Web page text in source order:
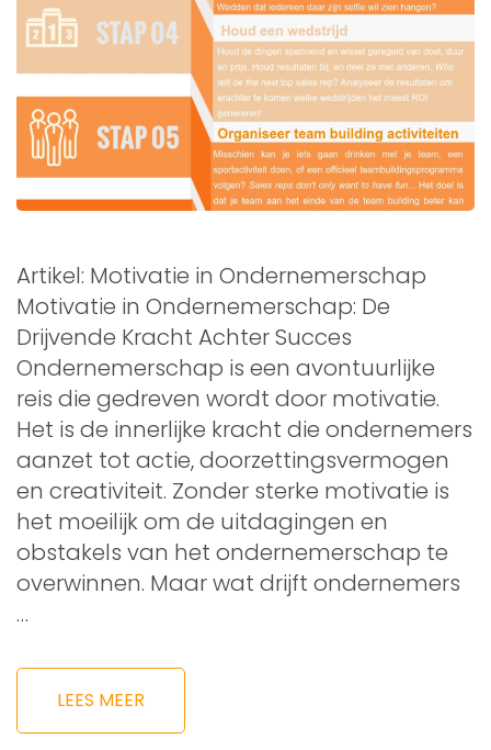
Artikel: Motivatie in Ondernemerschap
Motivatie in Ondernemerschap: De
Drijvende Kracht Achter Succes
Ondernemerschap is een avontuurlijke
reis die gedreven wordt door motivatie.
Het is de innerlijke kracht die ondernemers
aanzet tot actie, doorzettingsvermogen
en creativiteit. Zonder sterke motivatie is
het moeilijk om de uitdagingen en
obstakels van het ondernemerschap te
overwinnen. Maar wat drijft ondernemers
…
LEES MEER